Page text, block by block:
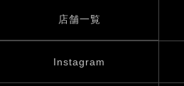
店舗一覧
Instagram